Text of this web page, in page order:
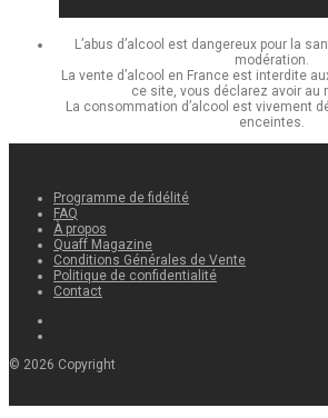
L’abus d’alcool est dangereux pour la
modération.
La vente d’alcool en France est interdite
ce site, vous déclarez avoir au
La consommation d’alcool est vivement
enceintes.
Programme de fidélité
FAQ
À propos
Quaff Magazine
Conditions Générales de Vente
Politique de confidentialité
Contact
© 2026 Copyright